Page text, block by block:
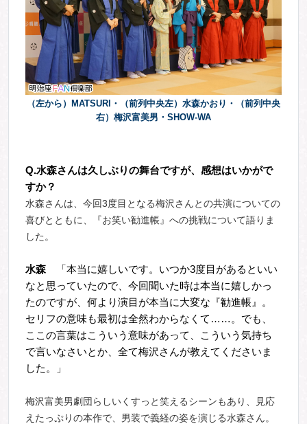
（左から）MATSURI・（前列中央左）水森かおり・（前列中央
右）梅沢富美男・SHOW-WA
Q.水森さんは久しぶりの舞台ですが、感想はいかがで
すか？
水森さんは、今回3度目となる梅沢さんとの共演についての
喜びとともに、『お笑い勧進帳』への挑戦について語りま
した。
水森 「本当に嬉しいです。いつか3度目があるといい
なと思っていたので、今回聞いた時は本当に嬉しかっ
たのですが、何より演目が本当に大変な『勧進帳』。
セリフの意味も最初は全然わからなくて……。でも、
ここの言葉はこういう意味があって、こういう気持ち
で言いなさいとか、全て梅沢さんが教えてくださいま
した。」
梅沢富美男劇団らしいくすっと笑えるシーンもあり、見応
えたっぷりの本作で、男装で義経の姿を演じる水森さん。